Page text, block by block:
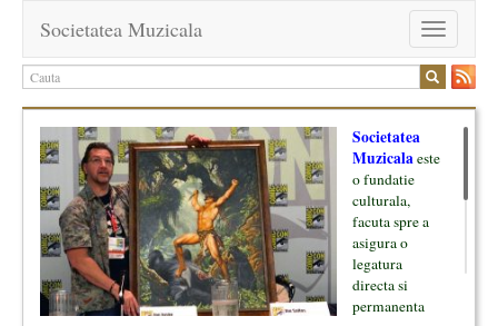
Toggle
navigation
Societatea Muzicala
Societatea
Muzicalaeste
o fundatie
culturala,
facuta spre a
asigura o
legatura
directa si
permanenta